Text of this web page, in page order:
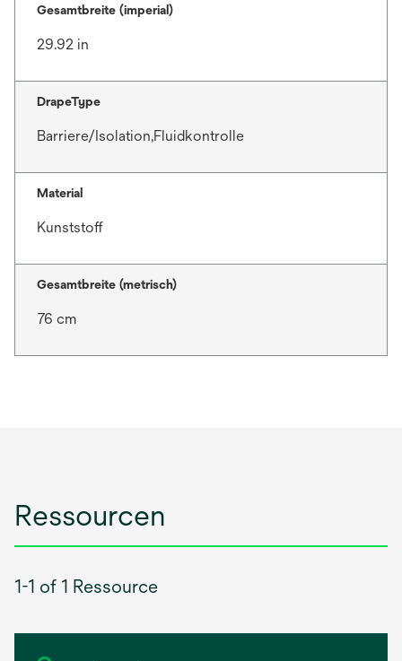
Gesamtbreite (imperial)
29.92 in
DrapeType
Barriere/Isolation,Fluidkontrolle
Material
Kunststoff
Gesamtbreite (metrisch)
76 cm
Ressourcen
1-1 of 1 Ressource